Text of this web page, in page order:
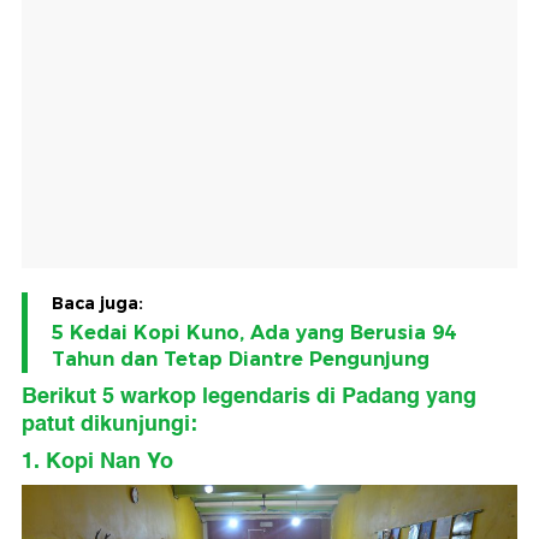
Baca juga:
5 Kedai Kopi Kuno, Ada yang Berusia 94
Tahun dan Tetap Diantre Pengunjung
Berikut 5 warkop legendaris di Padang yang
patut dikunjungi:
1. Kopi Nan Yo